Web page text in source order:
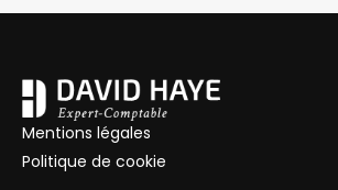
Mentions légales
Politique de cookie